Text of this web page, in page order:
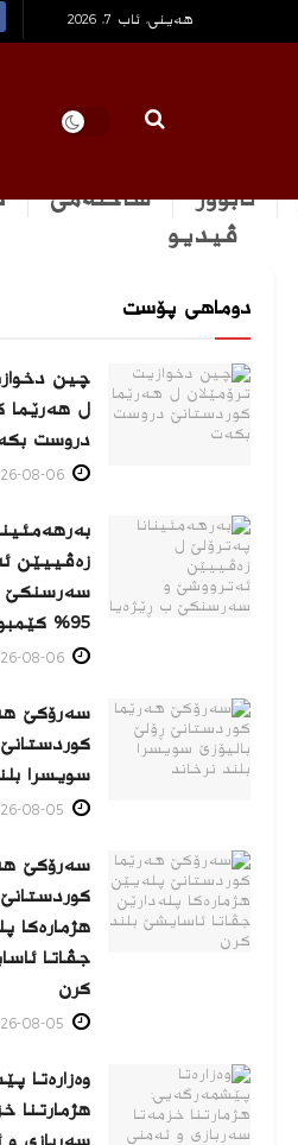
هەینی, ئاب 7, 2026
ئابوور ساخله‌می
ڤیدیو
دوماهی پۆست
چین
ل هەرێما
دروست
زه‌ڤییێن
سەرسنكێ
95% كێمبوویە
سەرۆکێ
کوردستانێ
سویسرا
سەرۆکێ
هژمارەكا
جڤاتا
كرن
وەزارەتا
هژمارتنا